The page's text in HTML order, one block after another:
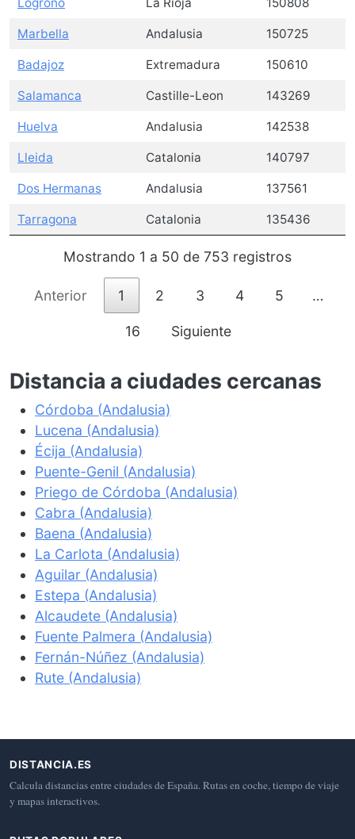
Marbella Andalusia 150725
Badajoz Extremadura 150610
Salamanca Castille-Leon 143269
Huelva Andalusia 142538
Lleida Catalonia 140797
Dos Hermanas Andalusia 137561
Tarragona Catalonia 135436
Mostrando 1 a 50 de 753 registros
Anterior 1 2 3 4 5 …
16 Siguiente
Distancia a ciudades cercanas
Córdoba (Andalusia)
Lucena (Andalusia)
Écija (Andalusia)
Puente-Genil (Andalusia)
Priego de Córdoba (Andalusia)
Cabra (Andalusia)
Baena (Andalusia)
La Carlota (Andalusia)
Aguilar (Andalusia)
Estepa (Andalusia)
Alcaudete (Andalusia)
Fuente Palmera (Andalusia)
Fernán-Núñez (Andalusia)
Rute (Andalusia)
DISTANCIA.ES
Calcula distancias entre ciudades de España. Rutas en coche, tiempo de viaje
y mapas interactivos.